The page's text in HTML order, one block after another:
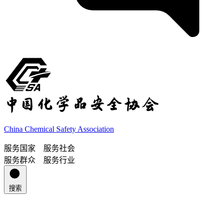
China Chemical Safety Association
服务国家 服务社会
服务群众 服务行业
搜索